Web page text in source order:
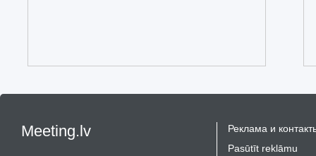
Meeting.lv
Реклама и
Pasūtīt reklāmu